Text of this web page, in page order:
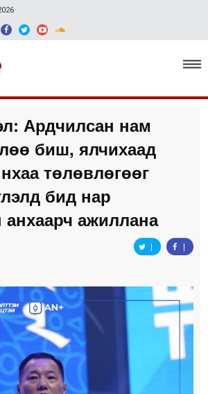
Улс төр, эдийн засаг
Гэмт хэрэг
Спорт
Ардчилсан нам
биш, ялчихаад
төлөвлөгөөг
бид нар
ажиллана